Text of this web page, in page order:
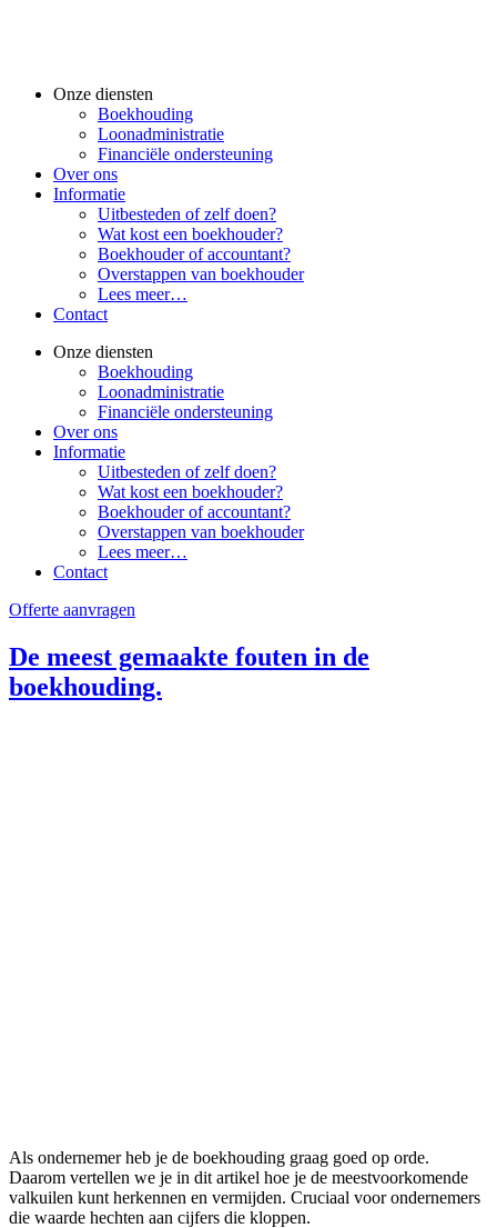
Onze diensten
Boekhouding
Loonadministratie
Financiële ondersteuning
Over ons
Informatie
Uitbesteden of zelf doen?
Wat kost een boekhouder?
Boekhouder of accountant?
Overstappen van boekhouder
Lees meer…
Contact
Onze diensten
Boekhouding
Loonadministratie
Financiële ondersteuning
Over ons
Informatie
Uitbesteden of zelf doen?
Wat kost een boekhouder?
Boekhouder of accountant?
Overstappen van boekhouder
Lees meer…
Contact
Offerte aanvragen
De meest gemaakte fouten in de
boekhouding.
Als ondernemer heb je de boekhouding graag goed op orde.
Daarom vertellen we je in dit artikel hoe je de meestvoorkomende
valkuilen kunt herkennen en vermijden. Cruciaal voor ondernemers
die waarde hechten aan cijfers die kloppen.